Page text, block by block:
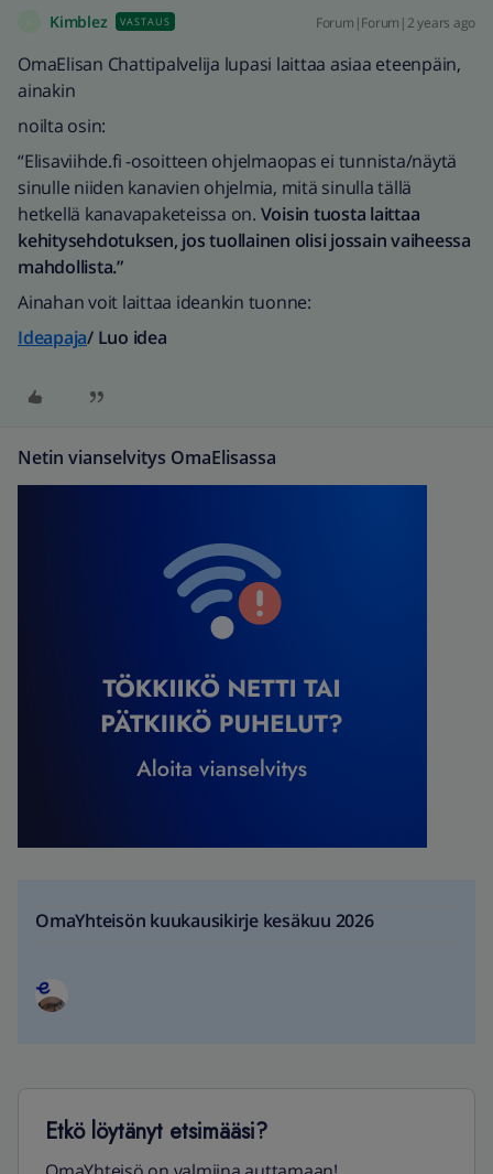
Kimblez VASTAUS Forum|Forum|2 years ago
OmaElisan Chattipalvelija lupasi laittaa asiaa eteenpäin,
ainakin
noilta osin:
“Elisaviihde.fi -osoitteen ohjelmaopas ei tunnista/näytä
sinulle niiden kanavien ohjelmia, mitä sinulla tällä
hetkellä kanavapaketeissa on. Voisin tuosta laittaa
kehitysehdotuksen, jos tuollainen olisi jossain vaiheessa
mahdollista.”
Ainahan voit laittaa ideankin tuonne:
Ideapaja/ Luo idea
Netin vianselvitys OmaElisassa
OmaYhteisön kuukausikirje kesäkuu 2026
Etkö löytänyt etsimääsi?